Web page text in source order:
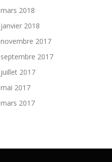
mars 2018
janvier 2018
novembre 2017
septembre 2017
juillet 2017
mai 2017
mars 2017